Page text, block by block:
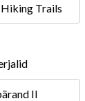
Trails
II